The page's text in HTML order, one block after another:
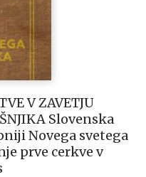
V ZAVETJU
Slovenska
Novega svetega
prve cerkve v